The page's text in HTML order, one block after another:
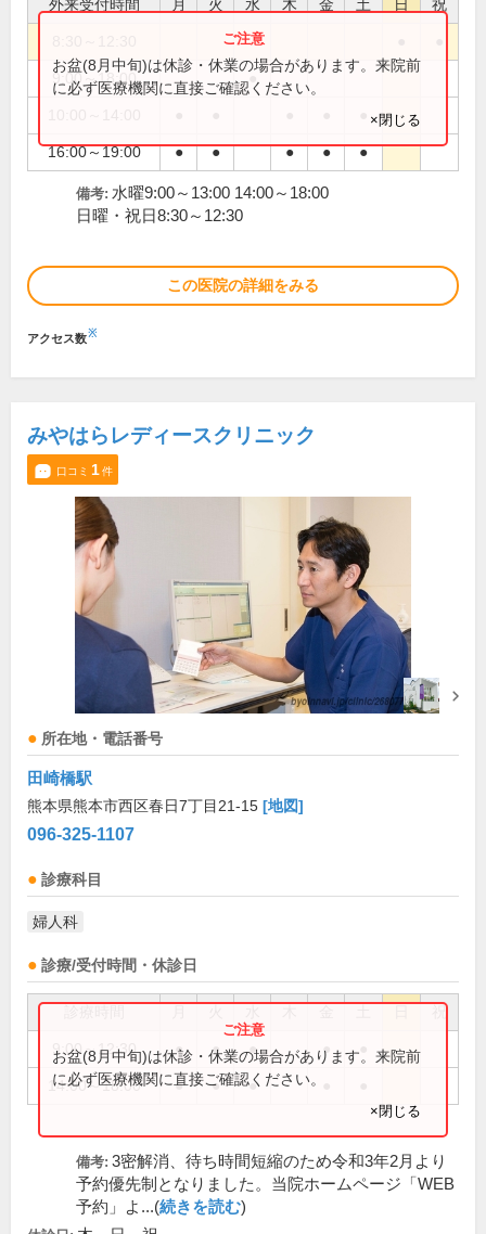
外来受付時間 月 火 水 木 金 土 日 祝
9:00～18:00 ●
16:00～19:00 ● ● ● ● ●
お盆(8月中旬)は休診・休業の場合があります。来院前
に必ず医療機関に直接ご確認ください。
×閉じる
備考: 水曜9:00～13:00 14:00～18:00
日曜・祝日8:30～12:30
この医院の詳細をみる
アクセス数※
みやはらレディースクリニック
口コミ 1件
所在地・電話番号
田崎橋駅
熊本県熊本市西区春日7丁目21-15 [地図]
096-325-1107
診療科目
婦人科
診療/受付時間・休診日
祝
9:00～12:30 ● ● ● ●
14:00～18:00 ● ● ●
お盆(8月中旬)は休診・休業の場合があります。来院前
に必ず医療機関に直接ご確認ください。
×閉じる
備考: 3密解消、待ち時間短縮のため令和3年2月より
予約優先制となりました。当院ホームページ「WEB
予約」よ...(続きを読む)